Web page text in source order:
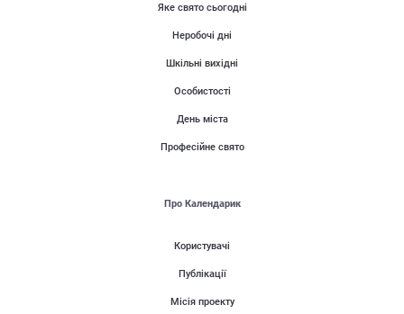
Яке свято сьогодні
Неробочі дні
Шкільні вихідні
Особистості
День міста
Професійне свято
Про Календарик
Користувачі
Публікації
Місія проекту